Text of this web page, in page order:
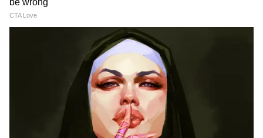
3
8
AI PHOTO
জানা গিয়েছে, লক্ষ্মীর ভাণ্ডারের থেকে যারা